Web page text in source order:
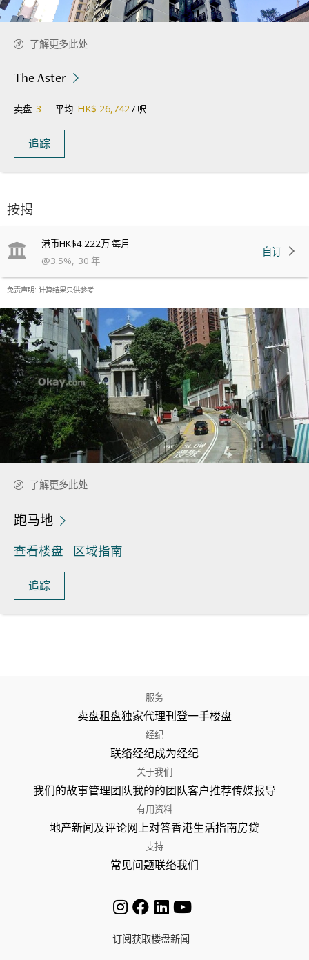
按揭
港币HK$4.222万每月
@3.5%, 30 年
自订
免责声明: 计算结果只供参考
了解更多此处
The Aster
卖盘 3 平均 HK$ 26,742 / 呎
追踪
了解更多此处
跑马地
查看楼盘 区域指南
追踪
服务
卖盘租盘独家代理刊登一手楼盘
经纪
联络经纪成为经纪
关于我们
我们的故事管理团队我的的团队客户推荐传媒报导
有用资料
地产新闻及评论网上对答香港生活指南房贷
支持
常见问题联络我们
订阅获取楼盘新闻